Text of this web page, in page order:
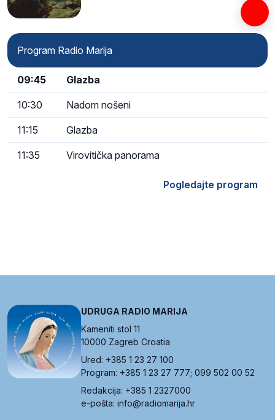
Program Radio Marija
09:45 Glazba
10:30 Nadom nošeni
11:15 Glazba
11:35 Virovitička panorama
Pogledajte program
UDRUGA RADIO MARIJA
Kameniti stol 11
10000 Zagreb Croatia
Ured: +385 1 23 27 100
Program: +385 1 23 27 777; 099 502 00 52
Redakcija: +385 1 2327000
e-pošta: info@radiomarija.hr